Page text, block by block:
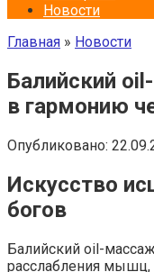
Новости
Главная » Новости
Балийский
в гармонию
Опубликовано:
Искусство
богов
Балийский oil-
расслабления мышц,